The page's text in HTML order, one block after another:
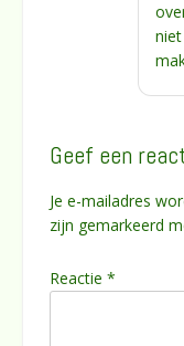
Geef een
Je e-mailadres
zijn gemarkeerd
Reactie *